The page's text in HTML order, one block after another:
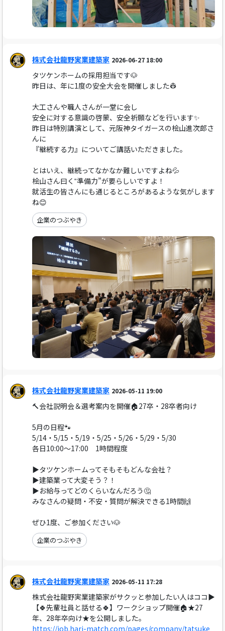
株式会社龍野実業建築家 2026-06-27 18:00
タツケンホームの採用担当です🐶
昨日は、年に1度の安全大会を開催しました👷
大工さんや職人さんが一堂に会し
安全に対する意識の啓蒙、安全祈願などを行います✨
昨日は特別講演として、元阪神タイガースの桧山進次郎さ
んに
『継続する力』についてご講話いただきました。
とはいえ、継続ってなかなか難しいですよね💦
桧山さん曰く‟準備力”が要らしいですよ！
就活生の皆さんにも通じるところがあるような気がします
ね😊
企業のつぶやき
株式会社龍野実業建築家 2026-05-11 19:00
🔨会社説明会＆選考案内を開催🏠27卒・28卒者向け
5月の日程🐾
5/14・5/15・5/19・5/25・5/26・5/29・5/30
各日10:00～17:00 1時間程度
▶タツケンホームってそもそもどんな会社？
▶建築業って大変そう？！
▶お給与ってどのくらいなんだろう🤔
みなさんの疑問・不安・質問が解決できる1時間🙌
ぜひ1度、ご参加ください🐶
企業のつぶやき
株式会社龍野実業建築家 2026-05-11 17:28
株式会社龍野実業建築家がサクッと参加したい人はココ▶
【🍀先輩社員と話せる🍀】ワークショップ開催🏠★27
年、28年卒向け★を公開しました。
https://job.hari-match.com/pages/company/tatsuke